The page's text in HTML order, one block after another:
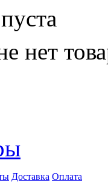
нет
Доставка Оплата